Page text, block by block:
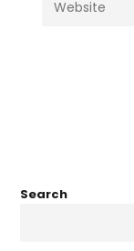
Search